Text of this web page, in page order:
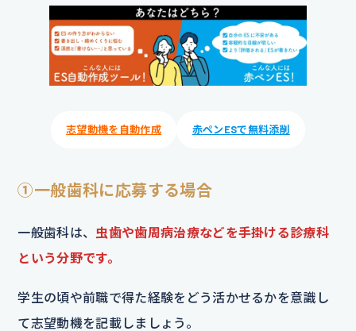
志望動機を自動作成 赤ペンESで無料添削
①一般歯科に応募する場合
一般歯科は、 虫歯や歯周病治療などを手掛ける診療科
という分野です。
学生の頃や前職で得た経験をどう活かせるかを意識し
て志望動機を記載しましょう。